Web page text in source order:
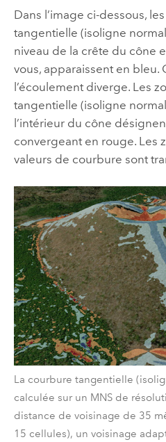
Dans l’image ci-dessous,
tangentielle (isoligne
niveau de la crête du cône
vous, apparaissent en bleu.
l’écoulement diverge. Les
tangentielle (isoligne
l’intérieur du cône
convergeant en rouge. Les
valeurs de courbure sont
La courbure tangentielle
calculée sur un MNS de
distance de voisinage de 35
15 cellules), un voisinage